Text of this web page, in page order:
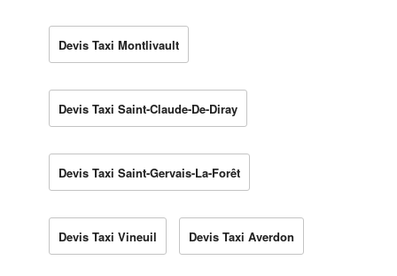
Devis Taxi Montlivault
Devis Taxi Saint-Claude-De-Diray
Devis Taxi Saint-Gervais-La-Forêt
Devis Taxi Vineuil Devis Taxi Averdon